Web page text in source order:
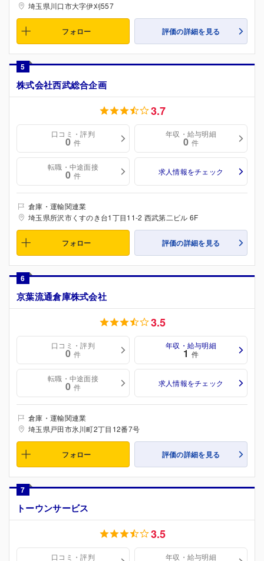
埼玉県川口市大字伊刈557
フォロー 評価の詳細を見る
5
株式会社西武総合企画
3.7
口コミ・評判
0 件
年収・給与明細
0 件
転職・中途面接
0 件 求人情報をチェック
倉庫・運輸関連業
埼玉県所沢市くすのき台1丁目11-2 西武第二ビル 6F
フォロー 評価の詳細を見る
6
京葉流通倉庫株式会社
3.5
口コミ・評判
0 件
年収・給与明細
1 件
転職・中途面接
0 件 求人情報をチェック
倉庫・運輸関連業
埼玉県戸田市氷川町2丁目12番7号
フォロー 評価の詳細を見る
7
トーウンサービス
3.5
口コミ・評判 年収・給与明細